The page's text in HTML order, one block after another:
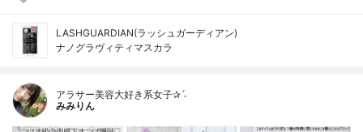
LASHGUARDIAN(ラッシュガーディアン)
ナノグラヴィティマスカラ
アラサー美容大好き系女子✰ˊ˗
みみりん